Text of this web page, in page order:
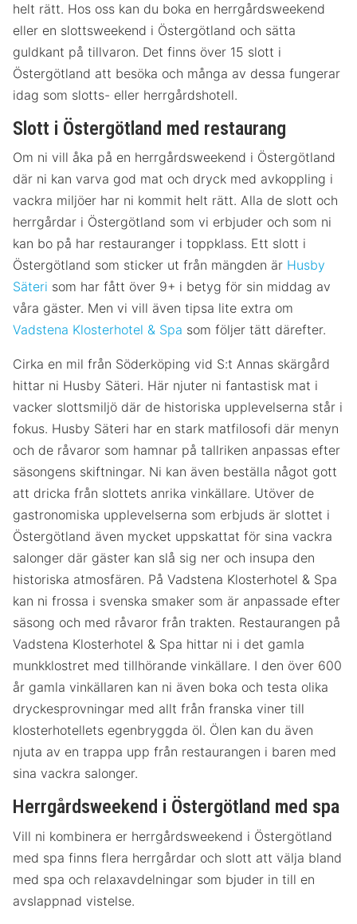
helt rätt. Hos oss kan du boka en herrgårdsweekend
eller en slottsweekend i Östergötland och sätta
guldkant på tillvaron. Det finns över 15 slott i
Östergötland att besöka och många av dessa fungerar
idag som slotts- eller herrgårdshotell.
Slott i Östergötland med restaurang
Om ni vill åka på en herrgårdsweekend i Östergötland
där ni kan varva god mat och dryck med avkoppling i
vackra miljöer har ni kommit helt rätt. Alla de slott och
herrgårdar i Östergötland som vi erbjuder och som ni
kan bo på har restauranger i toppklass. Ett slott i
Östergötland som sticker ut från mängden är Husby
Säteri som har fått över 9+ i betyg för sin middag av
våra gäster. Men vi vill även tipsa lite extra om
Vadstena Klosterhotel & Spa som följer tätt därefter.
Cirka en mil från Söderköping vid S:t Annas skärgård
hittar ni Husby Säteri. Här njuter ni fantastisk mat i
vacker slottsmiljö där de historiska upplevelserna står i
fokus. Husby Säteri har en stark matfilosofi där menyn
och de råvaror som hamnar på tallriken anpassas efter
säsongens skiftningar. Ni kan även beställa något gott
att dricka från slottets anrika vinkällare. Utöver de
gastronomiska upplevelserna som erbjuds är slottet i
Östergötland även mycket uppskattat för sina vackra
salonger där gäster kan slå sig ner och insupa den
historiska atmosfären. På Vadstena Klosterhotel & Spa
kan ni frossa i svenska smaker som är anpassade efter
säsong och med råvaror från trakten. Restaurangen på
Vadstena Klosterhotel & Spa hittar ni i det gamla
munkklostret med tillhörande vinkällare. I den över 600
år gamla vinkällaren kan ni även boka och testa olika
dryckesprovningar med allt från franska viner till
klosterhotellets egenbryggda öl. Ölen kan du även
njuta av en trappa upp från restaurangen i baren med
sina vackra salonger.
Herrgårdsweekend i Östergötland med spa
Vill ni kombinera er herrgårdsweekend i Östergötland
med spa finns flera herrgårdar och slott att välja bland
med spa och relaxavdelningar som bjuder in till en
avslappnad vistelse.